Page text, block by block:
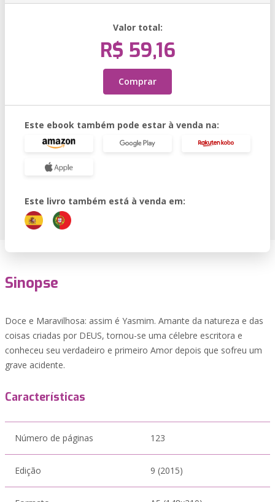
Valor total:
R$ 59,16
Comprar
Este ebook também pode estar à venda na:
Este livro também está à venda em:
Sinopse
Doce e Maravilhosa: assim é Yasmim. Amante da natureza e das
coisas criadas por DEUS, tornou-se uma célebre escritora e
conheceu seu verdadeiro e primeiro Amor depois que sofreu um
grave acidente.
Características
Número de páginas 123
Edição 9 (2015)